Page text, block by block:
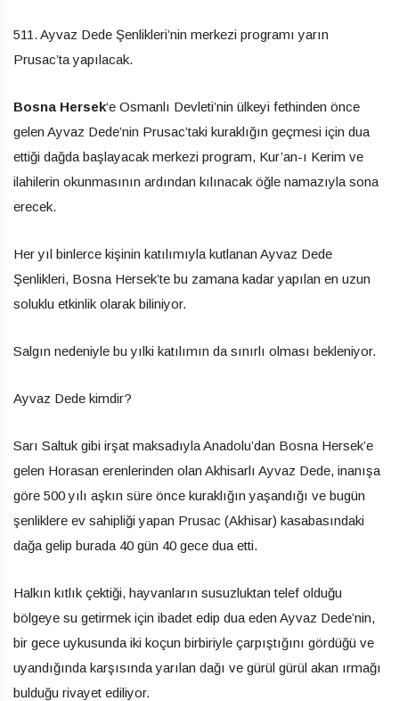
511. Ayvaz Dede Şenlikleri’nin merkezi programı yarın
Prusac’ta yapılacak.
Bosna Hersek‘e Osmanlı Devleti’nin ülkeyi fethinden önce
gelen Ayvaz Dede’nin Prusac’taki kuraklığın geçmesi için dua
ettiği dağda başlayacak merkezi program, Kur’an-ı Kerim ve
ilahilerin okunmasının ardından kılınacak öğle namazıyla sona
erecek.
Her yıl binlerce kişinin katılımıyla kutlanan Ayvaz Dede
Şenlikleri, Bosna Hersek’te bu zamana kadar yapılan en uzun
soluklu etkinlik olarak biliniyor.
Salgın nedeniyle bu yılki katılımın da sınırlı olması bekleniyor.
Ayvaz Dede kimdir?
Sarı Saltuk gibi irşat maksadıyla Anadolu’dan Bosna Hersek’e
gelen Horasan erenlerinden olan Akhisarlı Ayvaz Dede, inanışa
göre 500 yılı aşkın süre önce kuraklığın yaşandığı ve bugün
şenliklere ev sahipliği yapan Prusac (Akhisar) kasabasındaki
dağa gelip burada 40 gün 40 gece dua etti.
Halkın kıtlık çektiği, hayvanların susuzluktan telef olduğu
bölgeye su getirmek için ibadet edip dua eden Ayvaz Dede’nin,
bir gece uykusunda iki koçun birbiriyle çarpıştığını gördüğü ve
uyandığında karşısında yarılan dağı ve gürül gürül akan ırmağı
bulduğu rivayet ediliyor.